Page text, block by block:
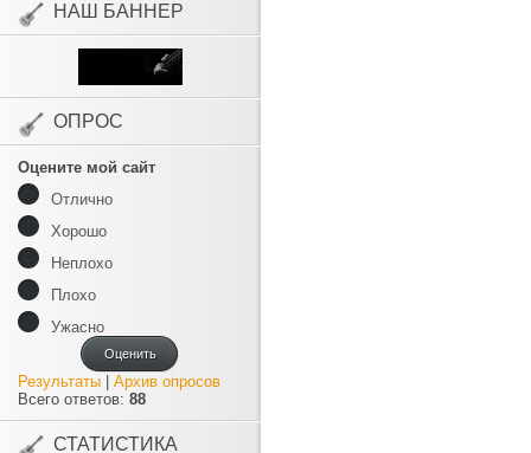
НАШ БАННЕР
ОПРОС
Оцените мой сайт
Отлично
Хорошо
Неплохо
Плохо
Ужасно
Оценить
Результаты
Архив опросов
Всего ответов: 88
СТАТИСТИКА